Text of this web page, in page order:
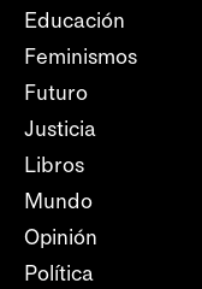
Educación
Feminismos
Futuro
Justicia
Libros
Mundo
Opinión
Política